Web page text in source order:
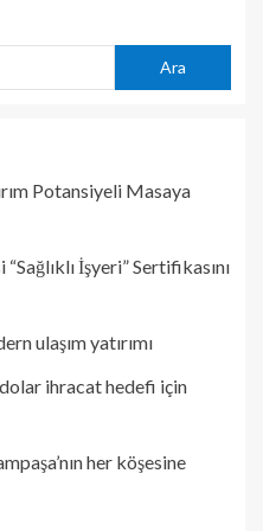
Ara
Potansiyeli Masaya
İşyeri” Sertifikasını
ulaşım yatırımı
ihracat hedefi için
her köşesine